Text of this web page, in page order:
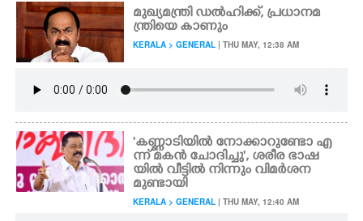
മുഖ്യമന്ത്രി ഡൽഹിക്ക്, പ്രധാനമ
ന്ത്രിയെ കാണും
KERALA > GENERAL | THU MAY, 12:38 AM
'കണ്ണാടിയിൽ നോക്കാറുണ്ടോ എ
ന്ന് മകൻ ചോദിച്ചു', ശരീര ഭാഷ
യിൽ വീട്ടിൽ നിന്നും വിമർശന
മുണ്ടായി
KERALA > GENERAL | THU MAY, 12:40 AM